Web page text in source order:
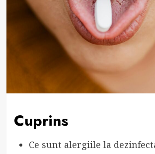
Cuprins
Ce sunt alergiile la